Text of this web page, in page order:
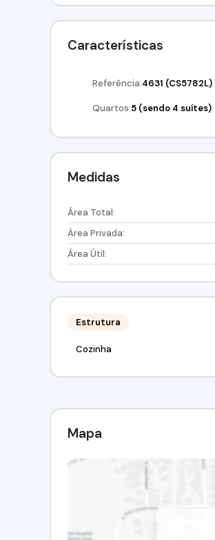
Características
Referência:4631 (CS5782L)
Quartos:5 (sendo 4 suítes)
Medidas
Área Total:
Área Privada:
Área Útil:
Estrutura
Cozinha
Mapa